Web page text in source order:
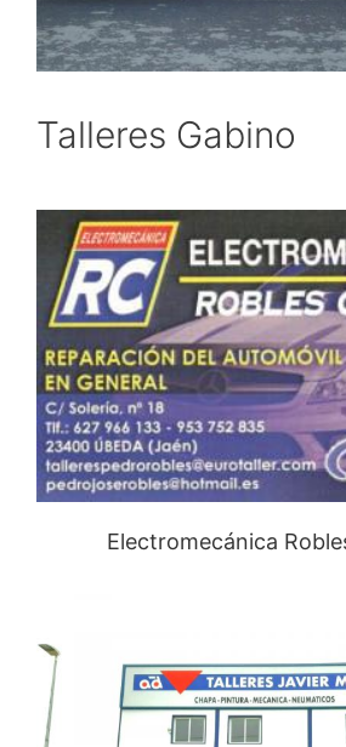
Talleres Gabino
Electromecánica